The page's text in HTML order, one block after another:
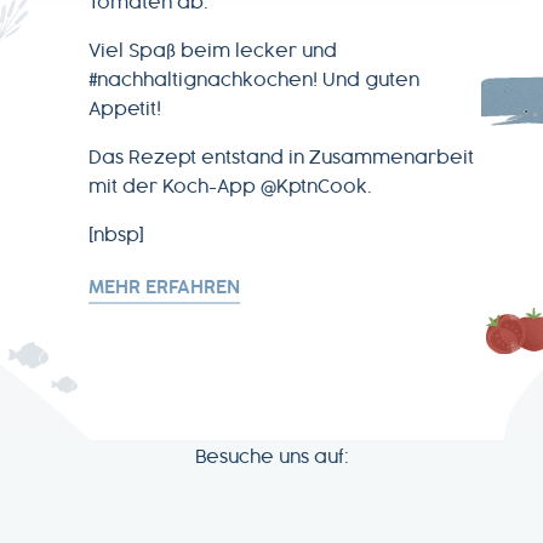
Tomaten ab.
Viel Spaß beim lecker und
#nachhaltignachkochen! Und guten
Appetit!
Das Rezept entstand in Zusammenarbeit
mit der Koch-App @KptnCook.
[nbsp]
MEHR ERFAHREN
Besuche uns auf: